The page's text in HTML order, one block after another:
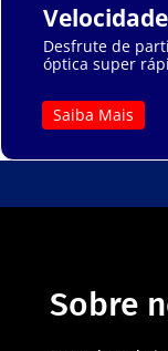
Desfrute de
óptica super
Saiba Mais
Sobre